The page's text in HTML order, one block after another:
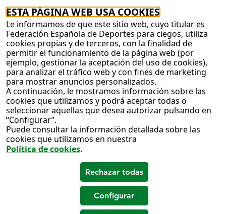
ESTA PÁGINA WEB USA COOKIES
Le informamos de que este sitio web, cuyo titular es
Federación Española de Deportes para ciegos, utiliza
cookies propias y de terceros, con la finalidad de
permitir el funcionamiento de la página web (por
ejemplo, gestionar la aceptación del uso de cookies),
para analizar el tráfico web y con fines de marketing
para mostrar anuncios personalizados.
A continuación, le mostramos información sobre las
cookies que utilizamos y podrá aceptar todas o
seleccionar aquellas que desea autorizar pulsando en
“Configurar”.
Puede consultar la información detallada sobre las
cookies que utilizamos en nuestra
Política de cookies.